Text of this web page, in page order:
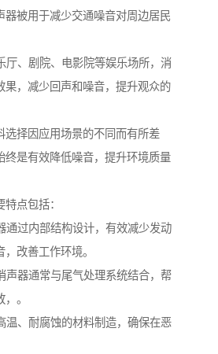
器被用于减少交通噪音对周边居民
厅、剧院、电影院等娱乐场所，消
果，减少回声和噪音，提升观众的
选择因应用场景的不同而有所差
终是有效降低噪音，提升环境质量
点包括：
通过内部结构设计，有效减少发动
改善工作环境。
声器通常与尾气处理系统结合，帮
。
温、耐腐蚀的材料制造，确保在恶